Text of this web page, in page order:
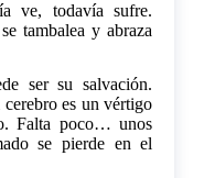
ve, todavía sufre.
tambalea y abraza
ser su salvación.
es un vértigo
Falta poco… unos
se pierde en el